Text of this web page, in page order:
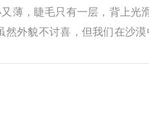
薄，睫毛只有一层，背上光
然外貌不讨喜，但我们在沙